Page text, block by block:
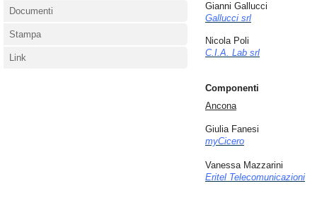
Gianni Gallucci
Gallucci srl
Nicola Poli
C.I.A. Lab srl
Componenti
Ancona
Giulia Fanesi
myCicero
Vanessa Mazzarini
Eritel Telecomunicazioni
Documenti
Stampa
Link